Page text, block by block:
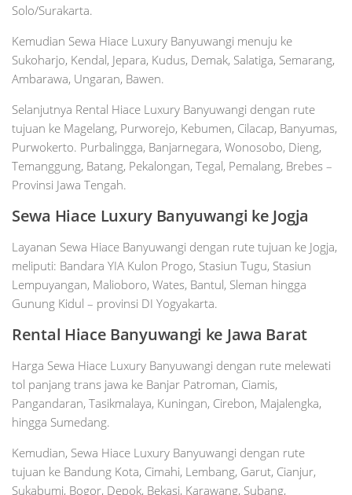
Solo/Surakarta.
Kemudian Sewa Hiace Luxury Banyuwangi menuju ke
Sukoharjo, Kendal, Jepara, Kudus, Demak, Salatiga, Semarang,
Ambarawa, Ungaran, Bawen.
Selanjutnya Rental Hiace Luxury Banyuwangi dengan rute
tujuan ke Magelang, Purworejo, Kebumen, Cilacap, Banyumas,
Purwokerto. Purbalingga, Banjarnegara, Wonosobo, Dieng,
Temanggung, Batang, Pekalongan, Tegal, Pemalang, Brebes –
Provinsi Jawa Tengah.
Sewa Hiace Luxury Banyuwangi ke Jogja
Layanan Sewa Hiace Banyuwangi dengan rute tujuan ke Jogja,
meliputi: Bandara YIA Kulon Progo, Stasiun Tugu, Stasiun
Lempuyangan, Malioboro, Wates, Bantul, Sleman hingga
Gunung Kidul – provinsi DI Yogyakarta.
Rental Hiace Banyuwangi ke Jawa Barat
Harga Sewa Hiace Luxury Banyuwangi dengan rute melewati
tol panjang trans jawa ke Banjar Patroman, Ciamis,
Pangandaran, Tasikmalaya, Kuningan, Cirebon, Majalengka,
hingga Sumedang.
Kemudian, Sewa Hiace Luxury Banyuwangi dengan rute
tujuan ke Bandung Kota, Cimahi, Lembang, Garut, Cianjur,
Sukabumi, Bogor, Depok, Bekasi, Karawang, Subang,